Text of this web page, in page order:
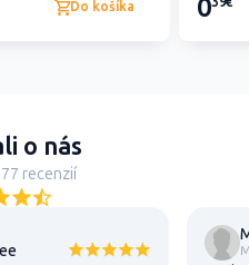
Do košíka 0
o nás
recenzií